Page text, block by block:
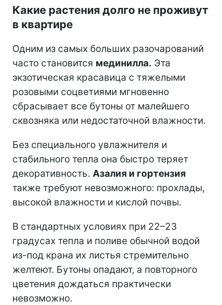
Какие растения долго не проживут
в квартире
Одним из самых больших разочарований
часто становится мединилла. Эта
экзотическая красавица с тяжелыми
розовыми соцветиями мгновенно
сбрасывает все бутоны от малейшего
сквозняка или недостаточной влажности.
Без специального увлажнителя и
стабильного тепла она быстро теряет
декоративность. Азалия и гортензия
также требуют невозможного: прохлады,
высокой влажности и кислой почвы.
В стандартных условиях при 22–23
градусах тепла и поливе обычной водой
из-под крана их листья стремительно
желтеют. Бутоны опадают, а повторного
цветения дождаться практически
невозможно.